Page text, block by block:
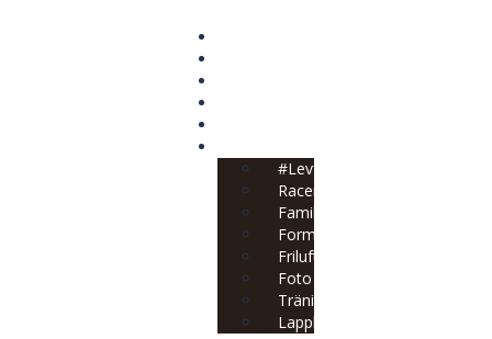
#LevförFan
Racereports
Familj
Form
Friluftsliv
Foto
Träning
Lappland